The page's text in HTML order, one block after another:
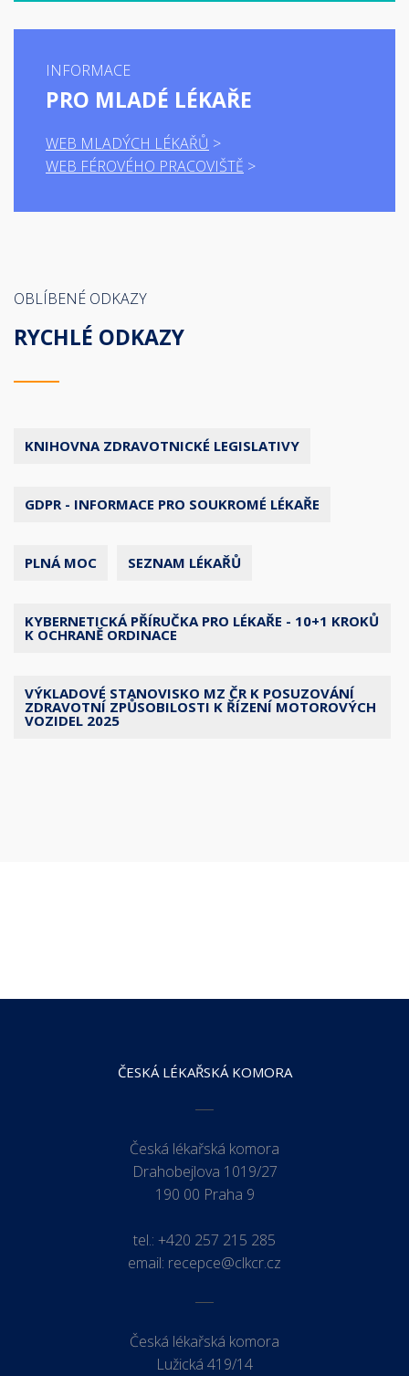
INFORMACE
PRO MLADÉ LÉKAŘE
WEB MLADÝCH LÉKAŘŮ
WEB FÉROVÉHO PRACOVIŠTĚ
OBLÍBENÉ ODKAZY
RYCHLÉ ODKAZY
KNIHOVNA ZDRAVOTNICKÉ LEGISLATIVY
GDPR - INFORMACE PRO SOUKROMÉ LÉKAŘE
PLNÁ MOC SEZNAM LÉKAŘŮ
KYBERNETICKÁ PŘÍRUČKA PRO LÉKAŘE - 10+1 KROKŮ
K OCHRANĚ ORDINACE
VÝKLADOVÉ STANOVISKO MZ ČR K POSUZOVÁNÍ
ZDRAVOTNÍ ZPŮSOBILOSTI K ŘÍZENÍ MOTOROVÝCH
VOZIDEL 2025
ČESKÁ LÉKAŘSKÁ KOMORA
Česká lékařská komora
Drahobejlova 1019/27
190 00 Praha 9
tel.: +420 257 215 285
email: recepce@clkcr.cz
Česká lékařská komora
Lužická 419/14